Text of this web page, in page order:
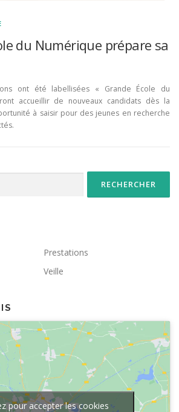
du Numérique prépare sa
ont été labellisées « Grande École du
accueillir de nouveaux candidats dès la
à saisir pour des jeunes en recherche
Prestations
Veille
pour accepter les cookies